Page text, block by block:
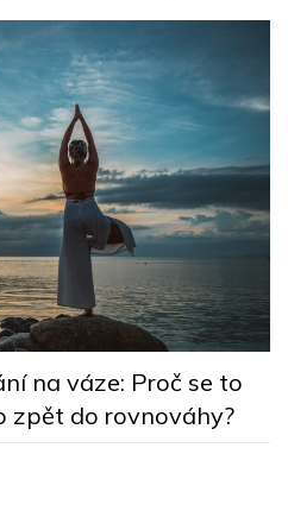
na váze: Proč se to
zpět do rovnováhy?